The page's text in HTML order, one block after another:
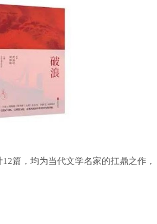
篇，均为当代文学名家的扛鼎之作，